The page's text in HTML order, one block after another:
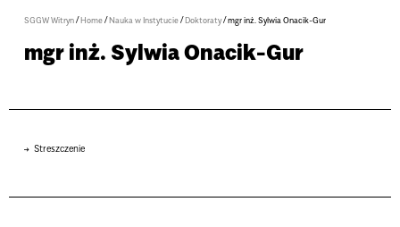
SGGW Witryn/Home/Nauka w Instytucie/Doktoraty/mgr inż. Sylwia Onacik-Gur
mgr inż. Sylwia Onacik-Gur
Streszczenie